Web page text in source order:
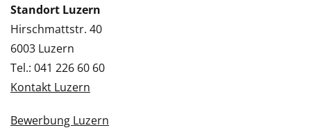
Standort Luzern
Hirschmattstr. 40
6003 Luzern
Tel.: 041 226 60 60
Kontakt Luzern
Bewerbung Luzern